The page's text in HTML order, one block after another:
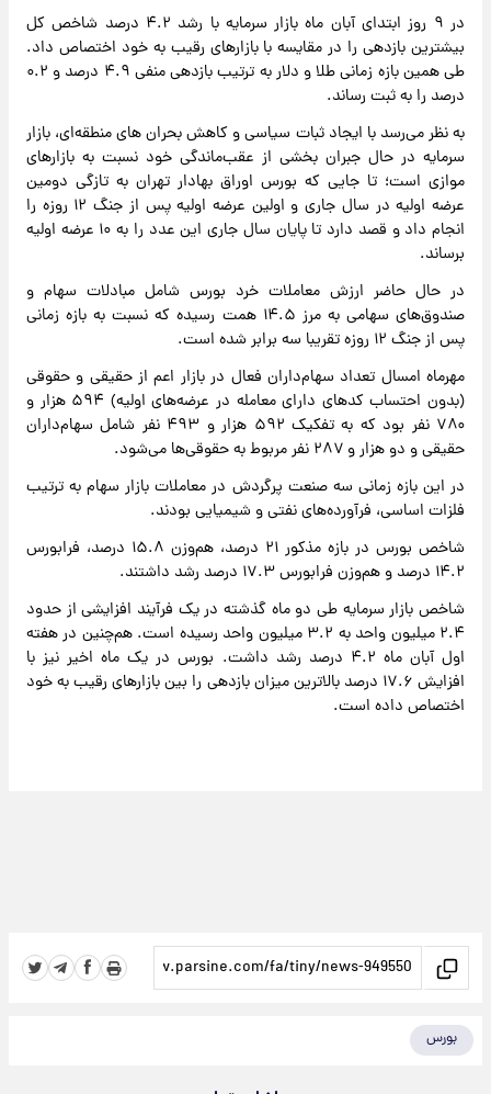
در ۹ روز ابتدای آبان ماه بازار سرمایه با رشد ۴.۲ درصد شاخص کل
بیشترین بازدهی را در مقایسه با بازارهای رقیب به خود اختصاص داد.
طی همین بازه زمانی طلا و دلار به ترتیب بازدهی منفی ۴.۹ درصد و ۰.۲
درصد را به ثبت رساند.
به نظر می‌رسد با ایجاد ثبات سیاسی و کاهش بحران های منطقه‌ای، بازار
سرمایه در حال جبران بخشی از عقب‌ماندگی خود نسبت به بازارهای
موازی است؛ تا جایی که بورس اوراق بهادار تهران به تازگی دومین
عرضه اولیه در سال جاری و اولین عرضه اولیه پس از جنگ ۱۲ روزه را
انجام داد و قصد دارد تا پایان سال جاری این عدد را به ۱۰ عرضه اولیه
برساند.
در حال حاضر ارزش معاملات خرد بورس شامل مبادلات سهام و
صندوق‌های سهامی به مرز ۱۴.۵ همت رسیده که نسبت به بازه زمانی
پس از جنگ ۱۲ روزه تقریبا سه برابر شده است.
مهرماه امسال تعداد سهام‌داران فعال در بازار اعم از حقیقی و حقوقی
(بدون احتساب کدهای دارای معامله در عرضه‌های اولیه) ۵۹۴ هزار و
۷۸۰ نفر بود که به تفکیک ۵۹۲ هزار و ۴۹۳ نفر شامل سهام‌داران
حقیقی و دو هزار و ۲۸۷ نفر مربوط به حقوقی‌ها می‌شود.
در این بازه زمانی سه صنعت پرگردش در معاملات بازار سهام به ترتیب
فلزات اساسی، فرآورده‌های نفتی و شیمیایی بودند.
شاخص بورس در بازه مذکور ۲۱ درصد، هم‌وزن ۱۵.۸ درصد، فرابورس
۱۴.۲ درصد و هم‌وزن فرابورس ۱۷.۳ درصد رشد داشتند.
شاخص بازار سرمایه طی دو ماه گذشته در یک فرآیند افزایشی از حدود
۲.۴ میلیون واحد به ۳.۲ میلیون واحد رسیده است. هم‌چنین در هفته
اول آبان ماه ۴.۲ درصد رشد داشت. بورس در یک ماه اخیر نیز با
افزایش ۱۷.۶ درصد بالاترین میزان بازدهی را بین بازارهای رقیب به خود
اختصاص داده است.
بورس